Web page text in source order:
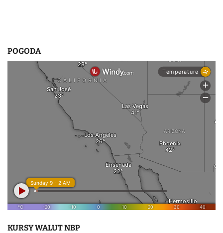
POGODA
KURSY WALUT NBP